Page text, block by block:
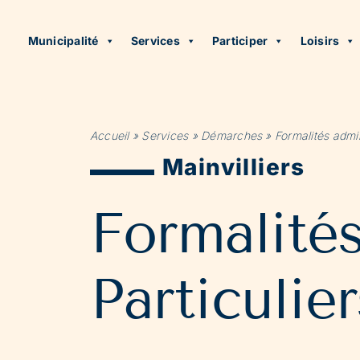
Municipalité Services Participer Loisirs
Accueil» Services» Démarches» Formalités
Mainvilliers